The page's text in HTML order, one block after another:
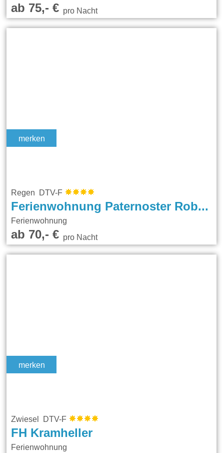
ab 75,- €pro Nacht
merken
Regen DTV-F
Ferienwohnung Paternoster Robert und Corinna
Ferienwohnung
ab 70,- €pro Nacht
merken
Zwiesel DTV-F
FH Kramheller
Ferienwohnung